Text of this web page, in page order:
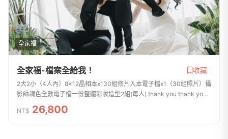
全家福
全家福-檔案全給我！ 收藏
2大2小（4人內）8x12晶相本x130組修片入本電子檔x1（30組照片）攝
影師調色全數電子檔一份整體彩妝造型2組(每人) thank you thank you
媽媽禮服1套內景+公司附近外景
NT$ 26,800